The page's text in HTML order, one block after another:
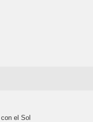
el Sol